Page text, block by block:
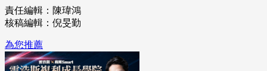
責任編輯：陳瑋鴻
核稿編輯：倪旻勤
為您推薦